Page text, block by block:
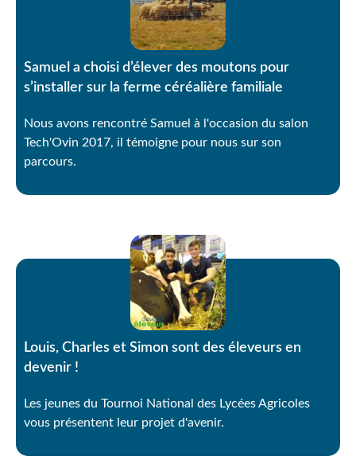
Samuel a choisi d’élever des moutons pour
s’installer sur la ferme céréalière familiale
Nous avons rencontré Samuel à l'occasion du salon
Tech'Ovin 2017, il témoigne pour nous sur son
parcours.
Louis, Charles et Simon sont des éleveurs en
devenir !
Les jeunes du Tournoi National des Lycées Agricoles
vous présentent leur projet d'avenir.